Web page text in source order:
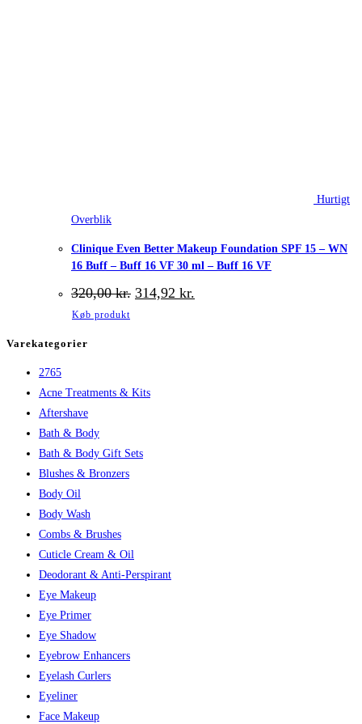
Hurtigt
Overblik
Clinique Even Better Makeup Foundation SPF 15 – WN
16 Buff – Buff 16 VF 30 ml – Buff 16 VF
320,00kr. Den
oprindelige
314,92 kr.
aktuelle
Køb produkt
Varekategorier
2765
Acne Treatments & Kits
Aftershave
Bath & Body
Bath & Body Gift Sets
Blushes & Bronzers
Body Oil
Body Wash
Combs & Brushes
Cuticle Cream & Oil
Deodorant & Anti-Perspirant
Eye Makeup
Eye Primer
Eye Shadow
Eyebrow Enhancers
Eyelash Curlers
Eyeliner
Face Makeup